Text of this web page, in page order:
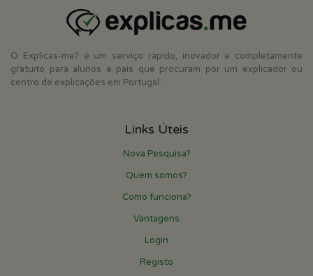
O Explicas-me? é um serviço rápido, inovador e completamente
gratuito para alunos e pais que procuram por um explicador ou
centro de explicações em Portugal.
Links Úteis
Nova Pesquisa?
Quem somos?
Como funciona?
Vantagens
Login
Registo